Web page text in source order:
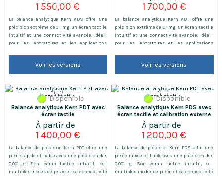
1 550,00 €
La balance analytique Kern ADS offre une
précision extrême de 0,1 mg, un écran tactile
intuitif et une connectivité avancée. Idéale
pour les laboratoires et les applications
Calibration externe pour le modèle ADS.
Voir les versions
1 700,00 €
La balance analytique Kern ADT offre une
précision extrême de 0,1 mg, un écran tactile
intuitif et une connectivité avancée. Idéale
pour les laboratoires et les applications
Calibration interne pour le modèle ADT.
Voir les versions
Balance analytique Kern PDT avec
écran tactile
Disponible
1 400,00 €
La balance de précision Kern PDT offre une
pesée rapide et fiable avec une précision dès
0,001 g. Son écran tactile intuitif, ses
multiples modes de pesée et sa connectivité
Balance analytique Kern PDS avec
écran tactile et calibration externe
Disponible
1 200,00 €
La balance de précision Kern PDS offre une
pesée rapide et fiable avec une précision dès
0,001 g. Son écran tactile intuitif, ses
multiples modes de pesée et sa connectivité